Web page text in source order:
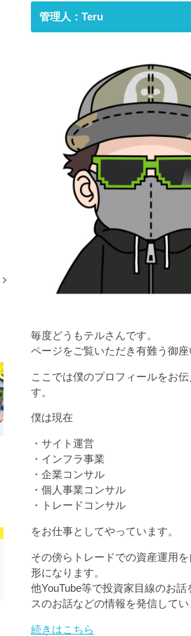
管理人：Teru
毎度どうもテルさんです。
ページをご覧いただき有難う御座
ここでは僕のプロフィールをお伝
す。
僕は現在
・サイト運営
・インフラ事業
・企業コンサル
・個人事業コンサル
・トレードコンサル
をお仕事としてやっています。
その傍らトレードでの資産運用
形になります。
他YouTube等で投資家目線のお話
スのお話などの情報を発信してい
続きはこちら